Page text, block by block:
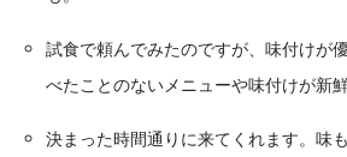
試食で頼んでみたのですが、味付けが
べたことのないメニューや味付けが新鮮
決まった時間通りに来てくれます。味